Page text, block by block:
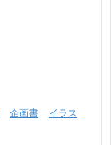
企画書
イラス